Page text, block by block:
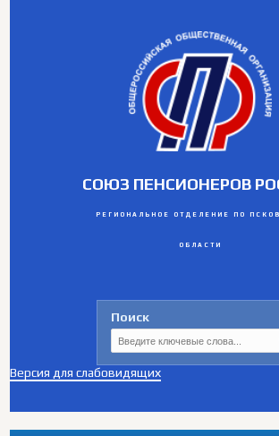
СОЮЗ ПЕНСИОНЕРОВ
РЕГИОНАЛЬНОЕ ОТДЕЛЕНИЕ ПО
ОБЛАСТИ
Поиск
Версия для слабовидящих